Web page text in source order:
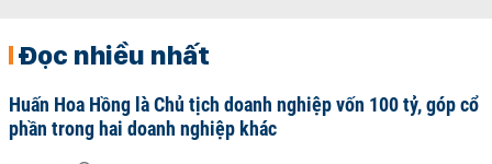
Đọc nhiều nhất
Huấn Hoa Hồng là Chủ tịch doanh nghiệp vốn 100 tỷ, góp cổ
phần trong hai doanh nghiệp khác